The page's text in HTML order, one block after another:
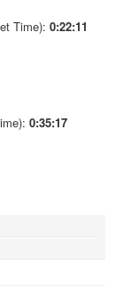
Time): 0:22:11
0:35:17